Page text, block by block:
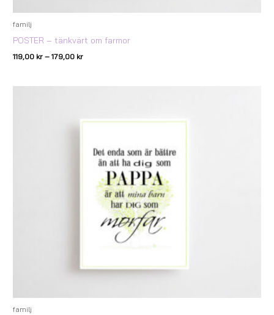
familj
POSTER – tänkvärt om farmor
119,00 kr – 179,00 kr
familj
179,00 kr